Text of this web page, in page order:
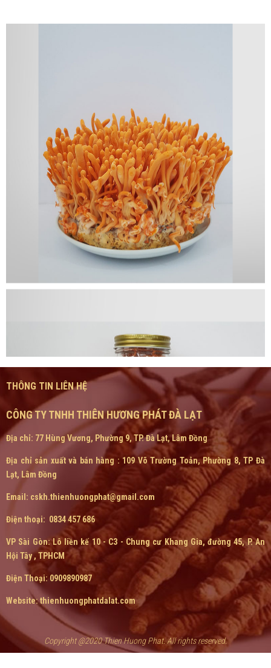
THÔNG TIN LIÊN HỆ
CÔNG TY TNHH THIÊN HƯƠNG PHÁT ĐÀ LẠT
Địa chỉ: 77 Hùng Vương, Phường 9, TP. Đà Lạt, Lâm Đồng
Địa chỉ sản xuất và bán hàng : 109 Võ Trường Toản, Phường 8, TP Đà
Lạt, Lâm Đồng
Email: cskh.thienhuongphat@gmail.com
Điện thoại: 0834 457 686
VP Sài Gòn:Lô liền kế 10 - C3 - Chung cư Khang Gia, đường 45, P. An
Hội Tây , TPHCM
Điện Thoại: 0909890987
Website: thienhuongphatdalat.com
Copyright @2020 Thien Huong Phat. All rights reserved.